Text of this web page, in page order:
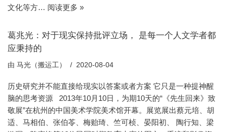
文化等方… 阅读更多 »
葛兆光：对于现实保持批评立场， 是每一个人文学者都
应秉持的
由 马光（搬运工） 2020-08-04
历史研究并不能直接给现实以答案或者方案 它只是一种提神醒
脑的思考资源 2013年10月10日，为期10天的“《先生回来》致
敬展”在杭州的中国美术学院美术馆开幕。展览展出蔡元培、胡
适、马相伯、张伯苓、梅贻琦、竺可桢、晏阳初、 陶行知、梁